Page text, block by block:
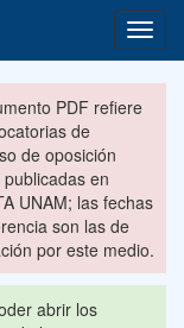
PDF refiere
de
de oposición
en
UNAM; las fechas
son las de
por este medio.
abrir los